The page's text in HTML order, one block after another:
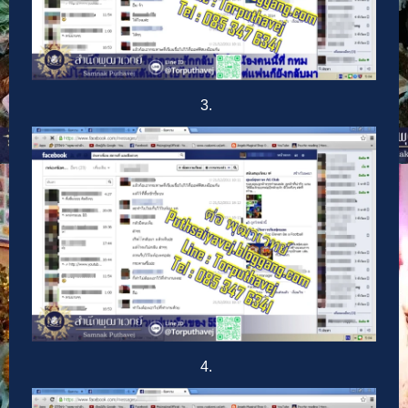
3.
4.